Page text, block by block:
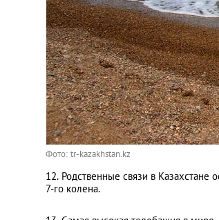
Фото: tr-kazakhstan.kz
12. Родственные связи в
7-го колена.